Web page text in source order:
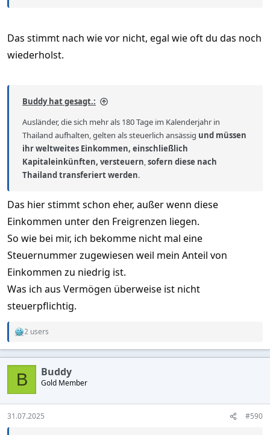
Das stimmt nach wie vor nicht, egal wie oft du das noch
wiederholst.
Buddy hat gesagt.:
Ausländer, die sich mehr als 180 Tage im Kalenderjahr in
Thailand aufhalten, gelten als steuerlich ansässig und müssen
ihr weltweites Einkommen, einschließlich
Kapitaleinkünften, versteuern,sofern diese nach
Thailand transferiert werden.
Das hier stimmt schon eher, außer wenn diese
Einkommen unter den Freigrenzen liegen.
So wie bei mir, ich bekomme nicht mal eine
Steuernummer zugewiesen weil mein Anteil von
Einkommen zu niedrig ist.
Was ich aus Vermögen überweise ist nicht
steuerpflichtig.
R
a
c
o
n
s
2 users
B Buddy
Gold Member
31.07.2025 #590